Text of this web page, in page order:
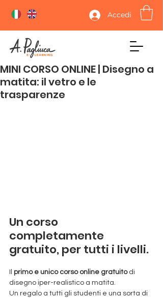
Accedi
MINI CORSO ONLINE | Disegno a
matita: il vetro e le
trasparenze
Un corso
completamente
gratuito, per tutti i livelli.
primo e unico corso online gratuito di
disegno iper-realistico a matita.
Un regalo a tutti gli studenti e una sorta di